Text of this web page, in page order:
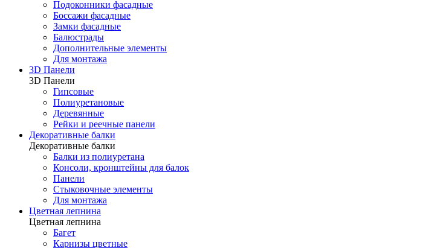
Подоконники фасадные
Боссажи фасадные
Замки фасадные
Балюстрады
Дополнительные элементы
Для монтажа
3D Панели
3D Панели
Гипсовые
Полиуретановые
Деревянные
Рейки и реечные панели
Декоративные балки
Декоративные балки
Балки из полиуретана
Консоли, кронштейны для балок
Панели
Стыковочные элементы
Для монтажа
Цветная лепнина
Цветная лепнина
Багет
Карнизы цветные